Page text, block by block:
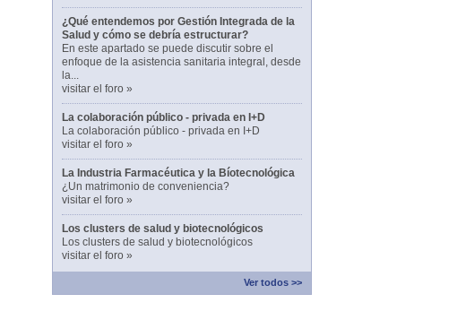
¿Qué entendemos por Gestión Integrada de la
Salud y cómo se debría estructurar?
En este apartado se puede discutir sobre el
enfoque de la asistencia sanitaria integral, desde
la...
visitar el foro »
La colaboración público - privada en I+D
La colaboración público - privada en I+D
visitar el foro »
La Industria Farmacéutica y la Bíotecnológica
¿Un matrimonio de conveniencia?
visitar el foro »
Los clusters de salud y biotecnológicos
Los clusters de salud y biotecnológicos
visitar el foro »
Ver todos >>